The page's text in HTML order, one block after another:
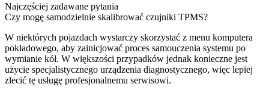
Najczęściej zadawane pytania
Czy mogę samodzielnie skalibrować czujniki TPMS?
W niektórych pojazdach wystarczy skorzystać z menu komputera
pokładowego, aby zainicjować proces samouczenia systemu po
wymianie kół. W większości przypadków jednak konieczne jest
użycie specjalistycznego urządzenia diagnostycznego, więc lepiej
zlecić tę usługę profesjonalnemu serwisowi.